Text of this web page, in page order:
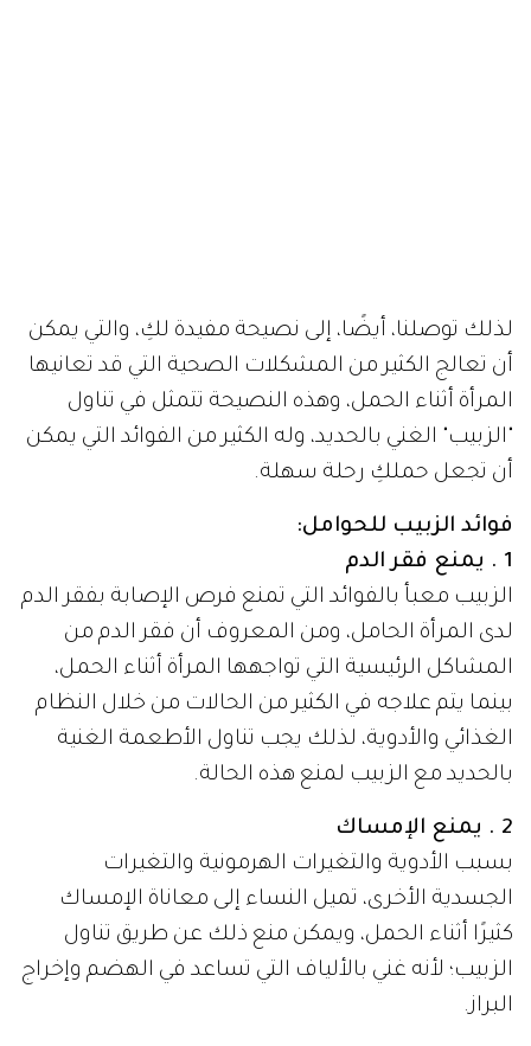
لذلك توصلنا، أيضًا، إلى نصيحة مفيدة لكِ، والتي يمكن
أن تعالج الكثير من المشكلات الصحية التي قد تعانيها
المرأة أثناء الحمل، وهذه النصيحة تتمثل في تناول
"الزبيب" الغني بالحديد، وله الكثير من الفوائد التي يمكن
أن تجعل حملكِ رحلة سهلة.
فوائد الزبيب للحوامل:
1 . يمنع فقر الدم
الزبيب معبأ بالفوائد التي تمنع فرص الإصابة بفقر الدم
لدى المرأة الحامل، ومن المعروف أن فقر الدم من
المشاكل الرئيسية التي تواجهها المرأة أثناء الحمل،
بينما يتم علاجه في الكثير من الحالات من خلال النظام
الغذائي والأدوية، لذلك يجب تناول الأطعمة الغنية
بالحديد مع الزبيب لمنع هذه الحالة.
2 . يمنع الإمساك
بسبب الأدوية والتغيرات الهرمونية والتغيرات
الجسدية الأخرى، تميل النساء إلى معاناة الإمساك
كثيرًا أثناء الحمل، ويمكن منع ذلك عن طريق تناول
الزبيب؛ لأنه غني بالألياف التي تساعد في الهضم وإخراج
البراز.